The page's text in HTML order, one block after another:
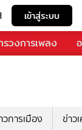
เข้าสู่ระบบ
รวงการเพลง
วการเมือง ข่าว